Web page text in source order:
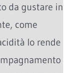
da gustare in
come
lo rende